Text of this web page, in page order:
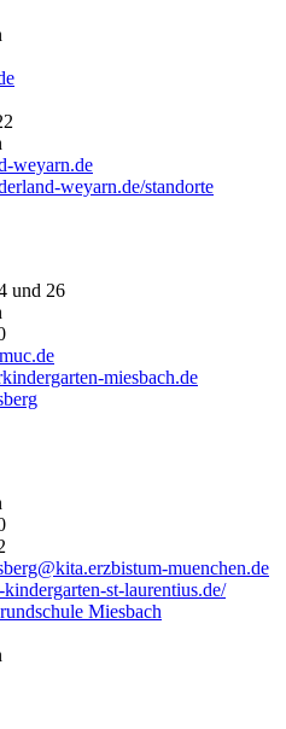
weyarn.de
weyarn.de/standorte
und 26
miesbach.de
muenchen.de
st-laurentius.de/
Miesbach